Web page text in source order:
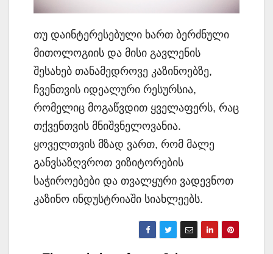
თუ დაინტერესებული ხართ ბერძნული
მითოლოგიის და მისი გავლენის
შესახებ თანამედროვე კაზინოებზე,
ჩვენთვის იდეალური რესურსია,
რომელიც მოგაწვდით ყველაფერს, რაც
თქვენთვის მნიშვნელოვანია.
ყოველთვის მზად ვართ, რომ მალე
განვსაზღვროთ ვიზიტორების
საჭიროებები და თვალყური ვადევნოთ
კაზინო ინდუსტრიაში სიახლეებს.